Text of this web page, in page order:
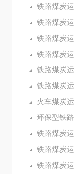
铁路煤炭
铁路煤炭
铁路煤炭
铁路煤炭
铁路煤炭
铁路煤炭
火车煤炭
环保型铁
铁路煤炭
铁路煤炭
铁路煤炭